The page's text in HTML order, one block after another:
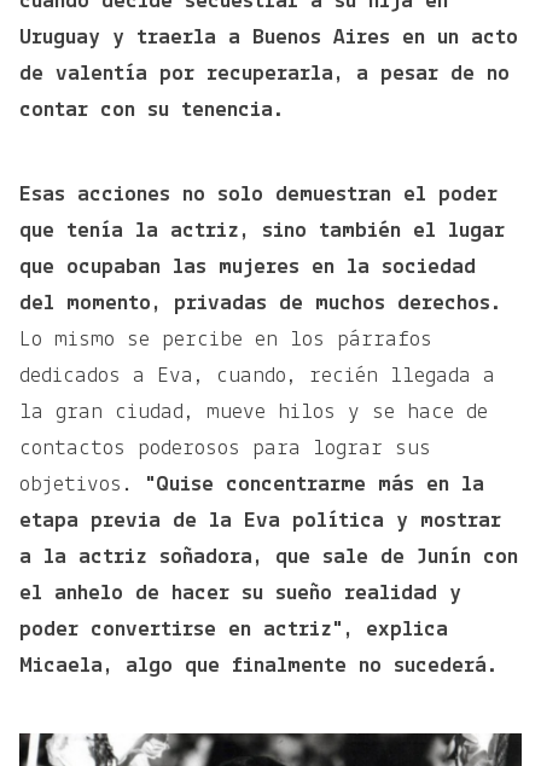
Uruguay y traerla a Buenos Aires en un acto
de valentía por recuperarla, a pesar de no
contar con su tenencia.
Esas acciones no solo demuestran el poder
que tenía la actriz, sino también el lugar
que ocupaban las mujeres en la sociedad
del momento, privadas de muchos derechos.
Lo mismo se percibe en los párrafos
dedicados a Eva, cuando, recién llegada a
la gran ciudad, mueve hilos y se hace de
contactos poderosos para lograr sus
objetivos.
"Quise concentrarme más en la
etapa previa de la Eva política y mostrar
a la actriz soñadora, que sale de Junín con
el anhelo de hacer su sueño realidad y
poder convertirse en actriz", explica
Micaela, algo que finalmente no sucederá.